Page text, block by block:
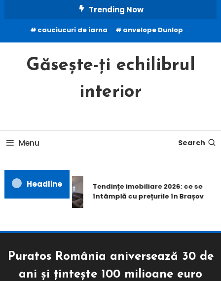
Content
Trending Now
cauciucuri de iarna anvelope Dunlop
Găsește-ți echilibrul
interior
Menu Search
Headline
Tendințe imobiliare 2026: ce se
întâmplă cu prețurile în Brașov
Puratos România aniversează 30 de
ani și țintește 100 milioane euro